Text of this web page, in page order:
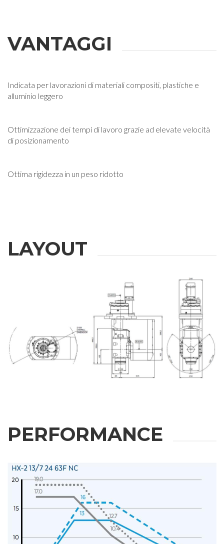
VANTAGGI
Indicata per lavorazioni di materiali compositi, plastiche e
alluminio leggero
Ottimizzazione dei tempi di lavoro grazie ad elevate velocità
di posizionamento
Ottima rigidezza in un peso ridotto
LAYOUT
PERFORMANCE